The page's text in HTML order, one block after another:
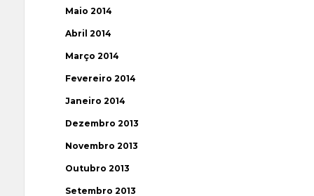
Maio 2014
Abril 2014
Março 2014
Fevereiro 2014
Janeiro 2014
Dezembro 2013
Novembro 2013
Outubro 2013
Setembro 2013